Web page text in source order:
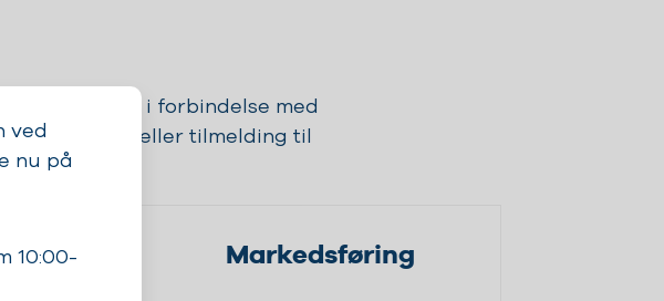
ved
nu på
10:00-
oplysninger i forbindelse med
tidsbestilling eller tilmelding til
Markedsføring